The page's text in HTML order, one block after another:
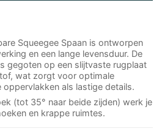
Squeegee Spaan is ontworpen
en een lange levensduur. De
gegoten op een slijtvaste rugplaat
wat zorgt voor optimale
als lastige details.
(tot 35° naar beide zijden) werk je
en krappe ruimtes.